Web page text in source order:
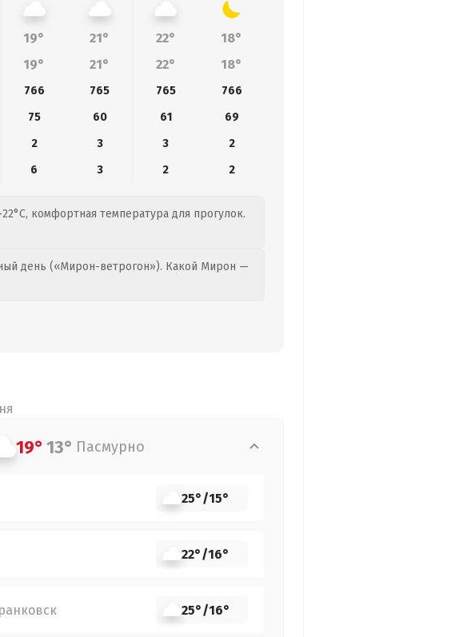
19° 21° 22°
18°
19° 21° 22° 18°
766 765 765
766
75 60 61
69
2 3 3
2
6 3 2 2
комфортная температура для прогулок.
день («Мирон-ветрогон»). Какой Мирон —
19° 13° Пасмурно
25°/15°
22°/16°
25°/16°